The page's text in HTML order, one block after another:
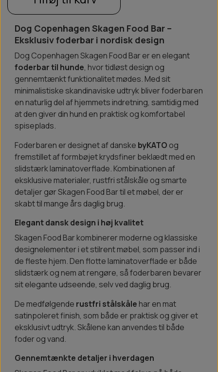
Dog Copenhagen Skagen Food Bar –
Eksklusiv foderbar i nordisk design
Dog Copenhagen Skagen Food Bar er en elegant
foderbar til hunde, hvor tidløst design og
gennemtænkt funktionalitet mødes. Med sit
minimalistiske skandinaviske udtryk bliver foderbaren
en naturlig del af hjemmets indretning, samtidig med
at den giver din hund en praktisk og komfortabel
spiseplads.
Foderbaren er designet af danske byKATO og
fremstillet af formbøjet krydsfiner beklædt med en
slidstærk laminatoverflade. Kombinationen af
eksklusive materialer, rustfri stålskåle og smarte
detaljer gør Skagen Food Bar til et møbel, der er
skabt til mange års daglig brug.
Elegant dansk design i høj kvalitet
Skagen Food Bar kombinerer moderne og klassiske
designelementer i et stilrent møbel, som passer ind i
de fleste hjem. Den flotte laminatoverflade er både
slidstærk og nem at rengøre, så foderbaren bevarer
sit elegante udseende, selv ved daglig brug.
De medfølgende rustfri stålskåle har en mat
satinpoleret finish, som både er praktisk og giver et
eksklusivt udtryk. Skålene kan anvendes til både
foder og vand.
Gennemtænkte detaljer i hverdagen